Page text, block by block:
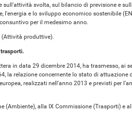
svolta, sul bilancio di previsione e
l'energia e lo sviluppo economico sostenibile
per il medesimo anno.
produttive).
in data 29 dicembre 2014, ha trasmesso, ai
la relazione concernente lo stato di attuazione
realizzati nell'anno 2013 e previsti per
alla IX Commissione (Trasporti) e